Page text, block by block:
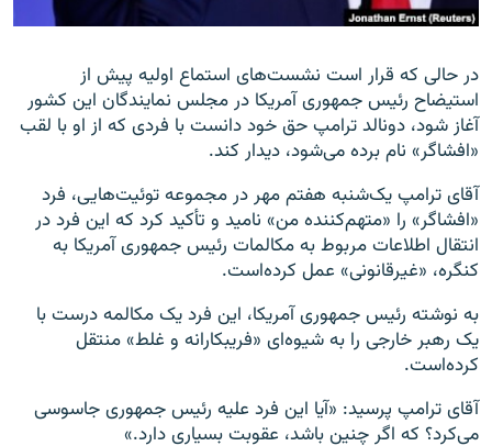
زبان‌های دیگر
در حالی که قرار است نشست‌های استماع اولیه پیش از
استیضاح رئیس جمهوری آمریکا در مجلس نمایندگان این کشور
آغاز شود، دونالد ترامپ حق خود دانست با فردی که از او با لقب
«افشاگر» نام برده می‌شود، دیدار کند.
آقای ترامپ یک‌شنبه هفتم مهر در مجموعه توئیت‌هایی، فرد
«افشاگر» را «متهم‌کننده من» نامید و تأکید کرد که این فرد در
انتقال اطلاعات مربوط به مکالمات رئیس جمهوری آمریکا به
کنگره، «غیرقانونی» عمل کرده‌است.
به نوشته رئیس جمهوری آمریکا، این فرد یک مکالمه درست با
یک رهبر خارجی را به شیوه‌ای «فریبکارانه و غلط» منتقل
کرده‌است.
آقای ترامپ پرسید: «آیا این فرد علیه رئیس جمهوری جاسوسی
می‌کرد؟ که اگر چنین باشد، عقوبت بسیاری دارد.»